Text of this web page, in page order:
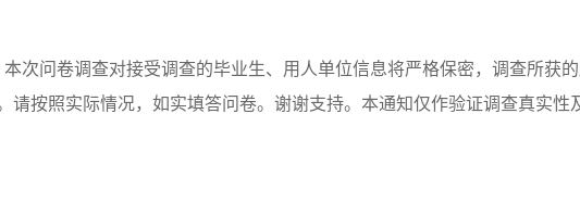
本次问卷调查对接受调查的毕业生、用人单位信息将严格保密，调查所获
请按照实际情况，如实填答问卷。谢谢支持。本通知仅作验证调查真实性